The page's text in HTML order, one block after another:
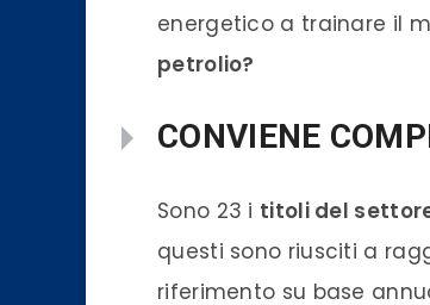
energetico a trainare il
petrolio?
CONVIENE
Sono 23 i titoli del
questi sono riusciti a
riferimento su base